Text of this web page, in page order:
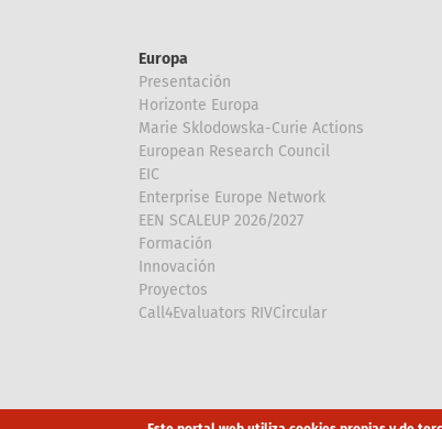
Europa
Presentación
Horizonte Europa
Marie Sklodowska-Curie Actions
European Research Council
EIC
Enterprise Europe Network
EEN SCALEUP 2026/2027
Formación
Innovación
Proyectos
Call4Evaluators RIVCircular
Array